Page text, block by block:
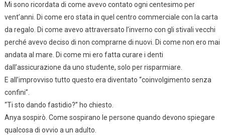
Mi sono ricordata di come avevo contato ogni centesimo per
vent’anni. Di come ero stata in quel centro commerciale con la carta
da regalo. Di come avevo attraversato l’inverno con gli stivali vecchi
perché avevo deciso di non comprarne di nuovi. Di come non ero mai
andata al mare. Di come mi ero fatta curare i denti
dall’assicurazione da uno studente, solo per risparmiare.
E all’improvviso tutto questo era diventato “coinvolgimento senza
confini”.
“Ti sto dando fastidio?” ho chiesto.
Anya sospirò. Come sospirano le persone quando devono spiegare
qualcosa di ovvio a un adulto.